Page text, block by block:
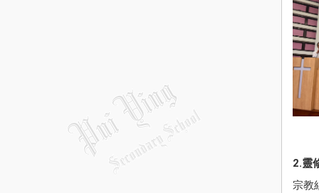
2.靈
宗教